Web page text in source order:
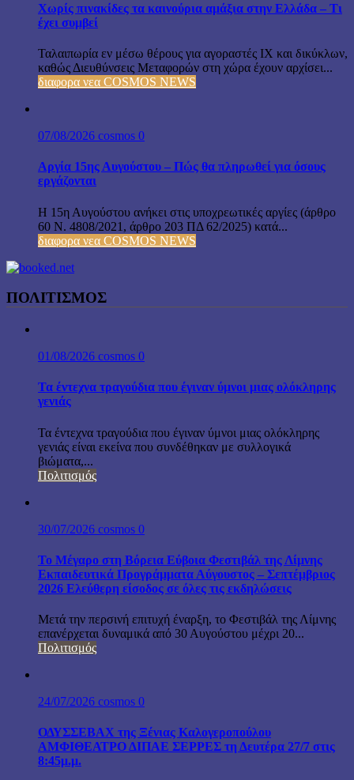
Χωρίς πινακίδες τα καινούρια αμάξια στην Ελλάδα – Τι
έχει συμβεί
Ταλαιπωρία εν μέσω θέρους για αγοραστές ΙΧ και δικύκλων,
καθώς Διευθύνσεις Μεταφορών στη χώρα έχουν αρχίσει...
διαφορα νεα COSMOS NEWS
07/08/2026 cosmos 0
Αργία 15ης Αυγούστου – Πώς θα πληρωθεί για όσους
εργάζονται
Η 15η Αυγούστου ανήκει στις υποχρεωτικές αργίες (άρθρο
60 Ν. 4808/2021, άρθρο 203 ΠΔ 62/2025) κατά...
διαφορα νεα COSMOS NEWS
ΠΟΛΙΤΙΣΜΟΣ
01/08/2026 cosmos 0
Τα έντεχνα τραγούδια που έγιναν ύμνοι μιας ολόκληρης
γενιάς
Τα έντεχνα τραγούδια που έγιναν ύμνοι μιας ολόκληρης
γενιάς είναι εκείνα που συνδέθηκαν με συλλογικά
βιώματα,...
Πολιτισμός
30/07/2026 cosmos 0
Το Μέγαρο στη Βόρεια Εύβοια Φεστιβάλ της Λίμνης
Εκπαιδευτικά Προγράμματα Αύγουστος – Σεπτέμβριος
2026 Ελεύθερη είσοδος σε όλες τις εκδηλώσεις
Μετά την περσινή επιτυχή έναρξη, το Φεστιβάλ της Λίμνης
επανέρχεται δυναμικά από 30 Αυγούστου μέχρι 20...
Πολιτισμός
24/07/2026 cosmos 0
ΟΔΥΣΣΕΒΑΧ της Ξένιας Καλογεροπούλου
ΑΜΦΙΘΕΑΤΡΟ ΔΙΠΑΕ ΣΕΡΡΕΣ τη Δευτέρα 27/7 στις
8:45μ.μ.